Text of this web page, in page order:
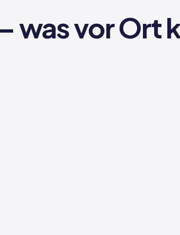
was vor Ort